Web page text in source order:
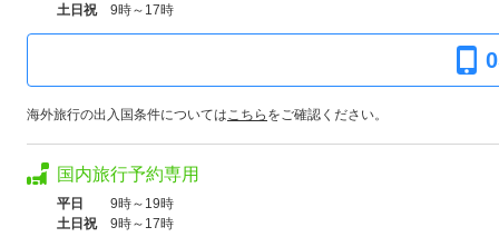
土日祝
9時～17時
海外旅行の出入国条件についてはこちら をご確認ください。
国内旅行予約専用
平日
9時～19時
土日祝
9時～17時